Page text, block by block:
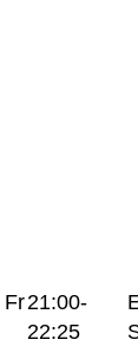
Fr21:00-
22:25